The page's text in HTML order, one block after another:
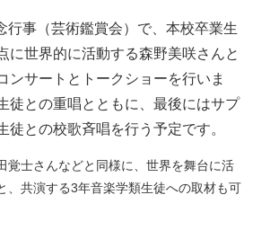
行事（芸術鑑賞会）で、本校卒業生
に世界的に活動する森野美咲さんと
ンサートとトークショーを行いま
徒との重唱とともに、最後にはサプ
徒との校歌斉唱を行う予定です。
士さんなどと同様に、世界を舞台に活
、共演する3年音楽学類生徒への取材も可